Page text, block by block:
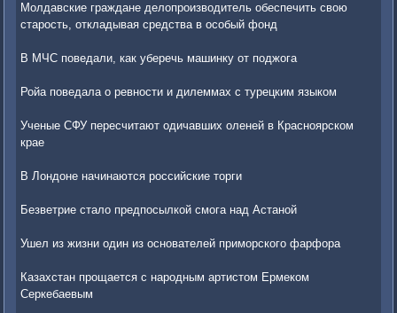
Молдавские граждане делопроизводитель обеспечить свою
старость, откладывая средства в особый фонд
В МЧС поведали, как уберечь машинку от поджога
Ройа поведала о ревности и дилеммах с турецким языком
Ученые СФУ пересчитают одичавших оленей в Красноярском
крае
В Лондоне начинаются российские торги
Безветрие стало предпосылкой смога над Астаной
Ушел из жизни один из основателей приморского фарфора
Казахстан прощается с народным артистом Ермеком
Серкебаевым